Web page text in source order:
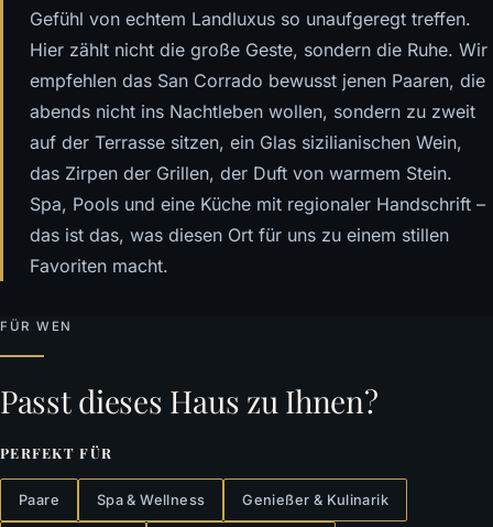
Gefühl von echtem Landluxus so unaufgeregt treffen.
Hier zählt nicht die große Geste, sondern die Ruhe. Wir
empfehlen das San Corrado bewusst jenen Paaren, die
abends nicht ins Nachtleben wollen, sondern zu zweit
auf der Terrasse sitzen, ein Glas sizilianischen Wein,
das Zirpen der Grillen, der Duft von warmem Stein.
Spa, Pools und eine Küche mit regionaler Handschrift –
das ist das, was diesen Ort für uns zu einem stillen
Favoriten macht.
FÜR WEN
Passt dieses Haus zu Ihnen?
PERFEKT FÜR
Paare Spa & Wellness Genießer & Kulinarik